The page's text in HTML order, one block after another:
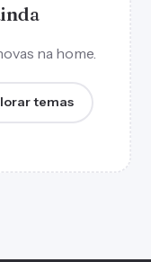
na home.
temas